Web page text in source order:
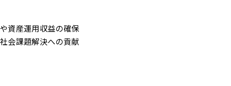
資産運用収益の確保
会課題解決への貢献